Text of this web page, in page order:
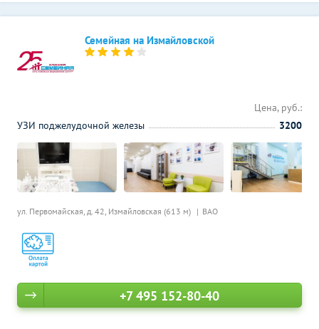
Семейная на Измайловской
ул. Первомайская, д. 42, Измайловская (613 м) ВАО
Цена, руб.:
УЗИ поджелудочной железы
3200
+7 495 152-80-40